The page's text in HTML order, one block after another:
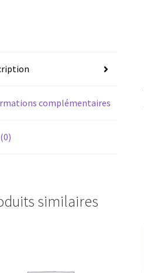
complémentaires
similaires